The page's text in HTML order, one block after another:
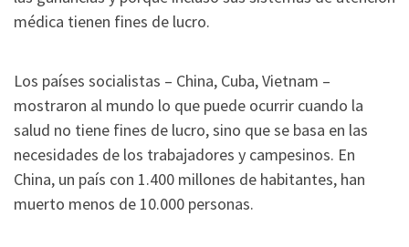
médica tienen fines de lucro.
Los países socialistas – China, Cuba, Vietnam –
mostraron al mundo lo que puede ocurrir cuando la
salud no tiene fines de lucro, sino que se basa en las
necesidades de los trabajadores y campesinos. En
China, un país con 1.400 millones de habitantes, han
muerto menos de 10.000 personas.